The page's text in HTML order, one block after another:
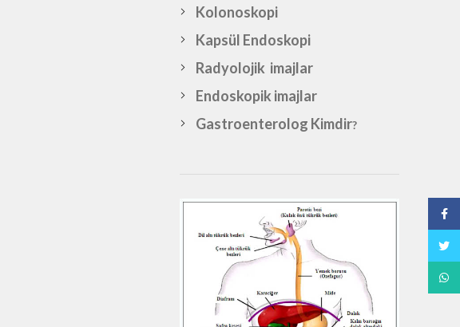
Kolonoskopi
Kapsül Endoskopi
Radyolojik imajlar
Endoskopik imajlar
Gastroenterolog Kimdir?